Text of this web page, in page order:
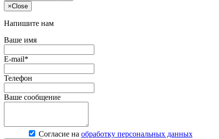
×Close
Напишите нам
Ваше имя
E-mail*
Телефон
Ваше сообщение
Согласие на обработку персональных данных